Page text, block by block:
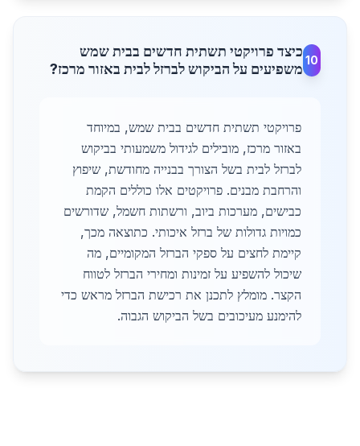
10
כיצד פרויקטי תשתית חדשים בבית שמש
משפיעים על הביקוש לברזל לבית באזור מרכז?
פרויקטי תשתית חדשים בבית שמש, במיוחד
באזור מרכז, מובילים לגידול משמעותי בביקוש
לברזל לבית בשל הצורך בבנייה מחודשת, שיפוץ
והרחבת מבנים. פרויקטים אלו כוללים הקמת
כבישים, מערכות ביוב, ורשתות חשמל, שדורשים
כמויות גדולות של ברזל איכותי. כתוצאה מכך,
קיימת לחצים על ספקי הברזל המקומיים, מה
שיכול להשפיע על זמינות ומחירי הברזל לטווח
הקצר. מומלץ לתכנן את רכישת הברזל מראש כדי
להימנע מעיכובים בשל הביקוש הגבוה.